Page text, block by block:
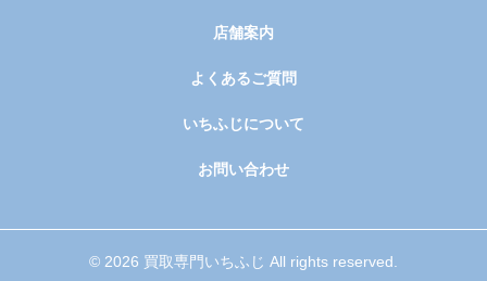
店舗案内
よくあるご質問
いちふじについて
お問い合わせ
© 2026 買取専門いちふじ All rights reserved.